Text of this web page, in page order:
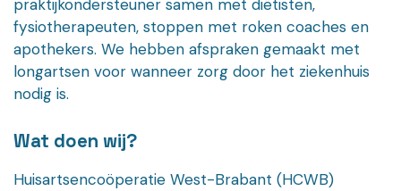
praktijkondersteuner samen met diëtisten,
fysiotherapeuten, stoppen met roken coaches en
apothekers. We hebben afspraken gemaakt met
longartsen voor wanneer zorg door het ziekenhuis
nodig is.
Wat doen wij?
Huisartsencoöperatie West-Brabant (HCWB)